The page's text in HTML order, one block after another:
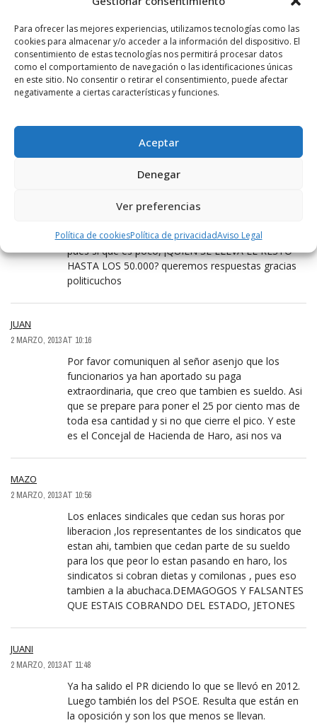
Para ofrecer las mejores experiencias, utilizamos tecnologías como las
cookies para almacenar y/o acceder a la información del dispositivo. El
consentimiento de estas tecnologías nos permitirá procesar datos
como el comportamiento de navegación o las identificaciones únicas
en este sitio. No consentir o retirar el consentimiento, puede afectar
negativamente a ciertas características y funciones.
Aceptar
Denegar
Ver preferencias
Política de cookiesPolítica de privacidadAviso Legal
Luis, sabes como se soluciona el tema de ¿sobran
funcionarios?, el próximo Alcalde, que sea
licenciado en Derecho, Arquitectura, Ingeniero de
caminos, de montes, agricola, que bien nos
ahorraremos muchas nóminas, ¿será un
gran pueblo de HARO UN ALCALDE CON TODOS
ESOS TITULOS.triunfariamos, ya no solo seriamos
Haro Paris y Londres, seriamos mundiales.Ja ja ja.
en las otras noticias han `publicado lo que ganan
pues si que es poco, ¡QUIEN SE LLEVA EL RESTO
HASTA LOS 50.000? queremos respuestas gracias
politicuchos
JUAN
2 MARZO, 2013 AT 10:16
Por favor comuniquen al señor asenjo que los
funcionarios ya han aportado su paga
extraordinaria, que creo que tambien es sueldo. Asi
que se prepare para poner el 25 por ciento mas de
toda esa cantidad y si no que cierre el pico. Y este
es el Concejal de Hacienda de Haro, asi nos va
MAZO
2 MARZO, 2013 AT 10:56
Los enlaces sindicales que cedan sus horas por
liberacion ,los representantes de los sindicatos que
estan ahi, tambien que cedan parte de su sueldo
para los que peor lo estan pasando en haro, los
sindicatos si cobran dietas y comilonas , pues eso
tambien a la abuchaca.DEMAGOGOS Y FALSANTES
QUE ESTAIS COBRANDO DEL ESTADO, JETONES
JUANI
2 MARZO, 2013 AT 11:48
Ya ha salido el PR diciendo lo que se llevó en 2012.
Luego también los del PSOE. Resulta que están en
la oposición y son los que menos se llevan.